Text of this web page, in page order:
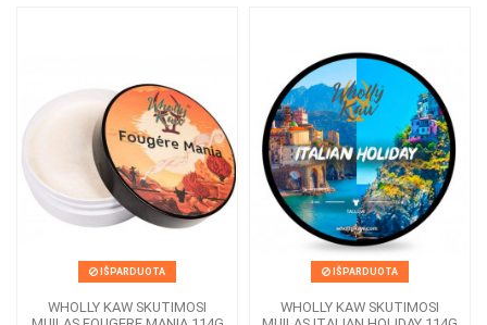
IŠPARDUOTA
WHOLLY KAW SKUTIMOSI
IŠPARDUOTA
WHOLLY KAW SKUTIMOSI